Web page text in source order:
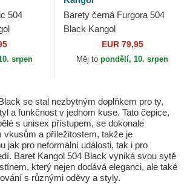
504
srpen
Barety černá Furgora 504
Black Kangol
EUR 79,95
Měj to pondělí, 10. srpen
se stal nezbytným doplňkem pro ty,
a funkčnost v jednom kuse. Tato čepice,
s unisex přístupem, se dokonale
vkusům a příležitostem, takže je
jak pro neformální události, tak i pro
Baret Kangol 504 Black vyniká svou sytě
který nejen dodává eleganci, ale také
s různými oděvy a styly.